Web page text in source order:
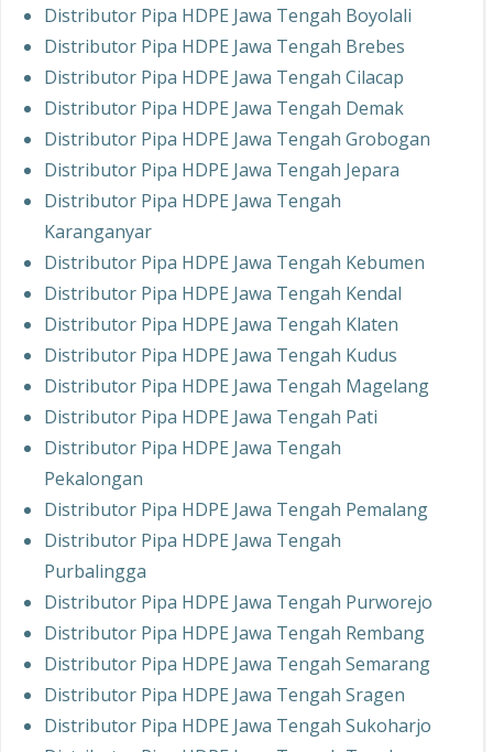
Distributor Pipa HDPE Jawa Tengah Boyolali
Distributor Pipa HDPE Jawa Tengah Brebes
Distributor Pipa HDPE Jawa Tengah Cilacap
Distributor Pipa HDPE Jawa Tengah Demak
Distributor Pipa HDPE Jawa Tengah Grobogan
Distributor Pipa HDPE Jawa Tengah Jepara
Distributor Pipa HDPE Jawa Tengah
Karanganyar
Distributor Pipa HDPE Jawa Tengah Kebumen
Distributor Pipa HDPE Jawa Tengah Kendal
Distributor Pipa HDPE Jawa Tengah Klaten
Distributor Pipa HDPE Jawa Tengah Kudus
Distributor Pipa HDPE Jawa Tengah Magelang
Distributor Pipa HDPE Jawa Tengah Pati
Distributor Pipa HDPE Jawa Tengah
Pekalongan
Distributor Pipa HDPE Jawa Tengah Pemalang
Distributor Pipa HDPE Jawa Tengah
Purbalingga
Distributor Pipa HDPE Jawa Tengah Purworejo
Distributor Pipa HDPE Jawa Tengah Rembang
Distributor Pipa HDPE Jawa Tengah Semarang
Distributor Pipa HDPE Jawa Tengah Sragen
Distributor Pipa HDPE Jawa Tengah Sukoharjo